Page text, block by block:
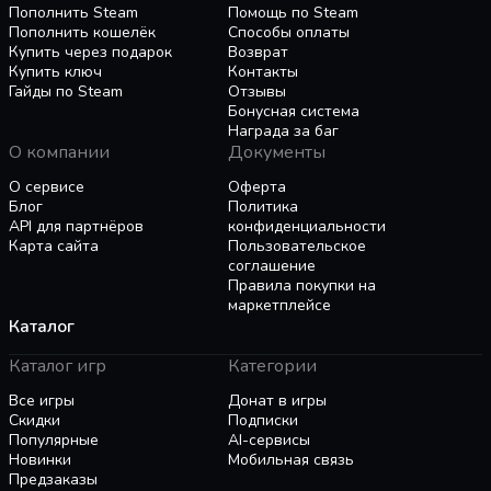
conflict amongst the region’s three powers, and so
direct the course of Japan’s history.
Will you aid the shogunate pro-government in
their attempts to keep the peace and establish
cordial relations with the foreign contingent?
Will you help the nationalistic isolationists in their
attempts to exile this potential threat to the
Japanese way of life?
Or will you ally with the foreigners directed by the
British Navy in their attempts to establish silk
trade and foster cultural exchange?
Who will you support? Who will you betray?
Become the ultimate bastion of virtue or the
ultimate disgrace to humanity, and do it however
you'd like. The choice is entirely your own...
Пополнить Steam
Пополнить кошелёк
Купить через подарок
Купить ключ
Гайды по Steam
Помощь по Steam
Способы оплаты
Возврат
Контакты
Отзывы
Бонусная система
Награда за баг
О компании
О сервисе
Блог
API для партнёров
Карта сайта
Документы
Оферта
Политика
конфиденциальности
Пользовательское
соглашение
Правила покупки на
маркетплейсе
Каталог
Каталог игр
Все игры
Скидки
Популярные
Новинки
Предзаказы
Категории
Донат в игры
Подписки
AI-сервисы
Мобильная связь